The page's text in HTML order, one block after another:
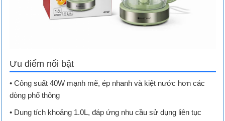
Ưu điểm nổi bật
• Công suất 40W mạnh mẽ, ép nhanh và kiệt nước hơn các
dòng phổ thông
• Dung tích khoảng 1.0L, đáp ứng nhu cầu sử dụng liên tục